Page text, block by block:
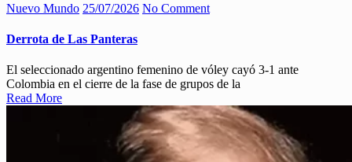
Nuevo Mundo 25/07/2026 No Comment
Derrota de Las Panteras
El seleccionado argentino femenino de vóley cayó 3-1 ante
Colombia en el cierre de la fase de grupos de la
Read More